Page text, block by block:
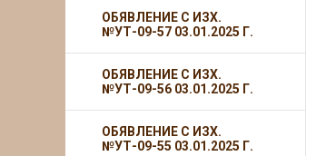
ОБЯВЛЕНИЕ С ИЗХ.
№УТ-09-57 03.01.2025 Г.
ОБЯВЛЕНИЕ С ИЗХ.
№УТ-09-56 03.01.2025 Г.
ОБЯВЛЕНИЕ С ИЗХ.
№УТ-09-55 03.01.2025 Г.